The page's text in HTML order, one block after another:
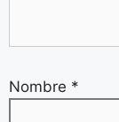
Nombre *